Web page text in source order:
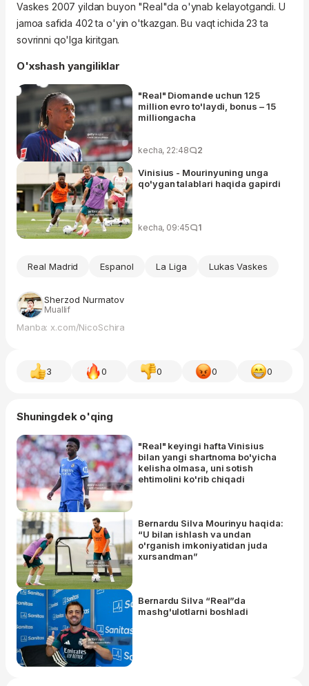
Vaskes 2007 yildan buyon "Real"da o'ynab kelayotgandi. U
jamoa safida 402 ta o'yin o'tkazgan. Bu vaqt ichida 23 ta
sovrinni qo'lga kiritgan.
O'xshash yangiliklar
"Real" Diomande uchun 125
million evro to'laydi, bonus – 15
milliongacha
kecha, 22:48 2
Vinisius - Mourinyuning unga
qo'ygan talablari haqida gapirdi
kecha, 09:45 1
Real Madrid Espanol La Liga Lukas Vaskes
Sherzod Nurmatov
Muallif
Manba: x.com/NicoSchira
3 0 0 0 0
Shuningdek o'qing
"Real" keyingi hafta Vinisius
bilan yangi shartnoma bo'yicha
kelisha olmasa, uni sotish
ehtimolini ko'rib chiqadi
Bernardu Silva Mourinyu haqida:
“U bilan ishlash va undan
o'rganish imkoniyatidan juda
xursandman”
Bernardu Silva “Real”da
mashg'ulotlarni boshladi